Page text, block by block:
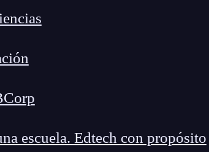
escuela. Edtech con propósito